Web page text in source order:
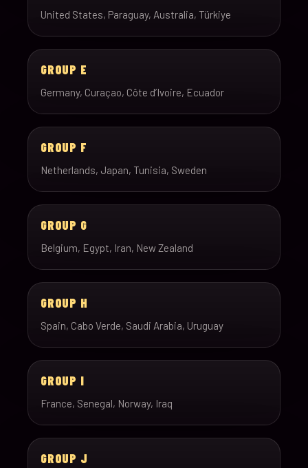
United States, Paraguay, Australia, Türkiye
GROUP E
Germany, Curaçao, Côte d’Ivoire, Ecuador
GROUP F
Netherlands, Japan, Tunisia, Sweden
GROUP G
Belgium, Egypt, Iran, New Zealand
GROUP H
Spain, Cabo Verde, Saudi Arabia, Uruguay
GROUP I
France, Senegal, Norway, Iraq
GROUP J